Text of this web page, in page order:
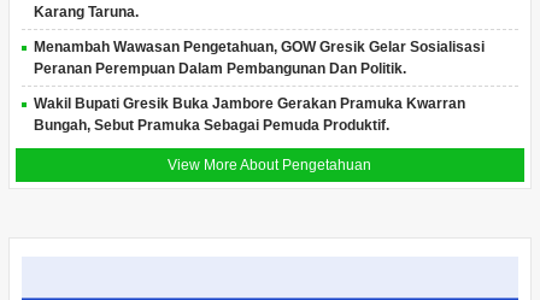
Karang Taruna.
Menambah Wawasan Pengetahuan, GOW Gresik Gelar Sosialisasi
Peranan Perempuan Dalam Pembangunan Dan Politik.
Wakil Bupati Gresik Buka Jambore Gerakan Pramuka Kwarran
Bungah, Sebut Pramuka Sebagai Pemuda Produktif.
View More About Pengetahuan